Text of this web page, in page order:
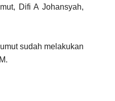
Difi A Johansyah,
sudah melakukan